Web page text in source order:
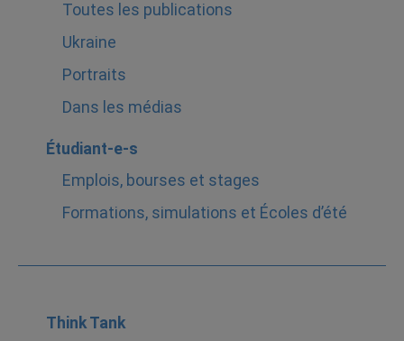
Toutes les publications
Ukraine
Portraits
Dans les médias
Étudiant-e-s
Emplois, bourses et stages
Formations, simulations et Écoles d’été
Think Tank